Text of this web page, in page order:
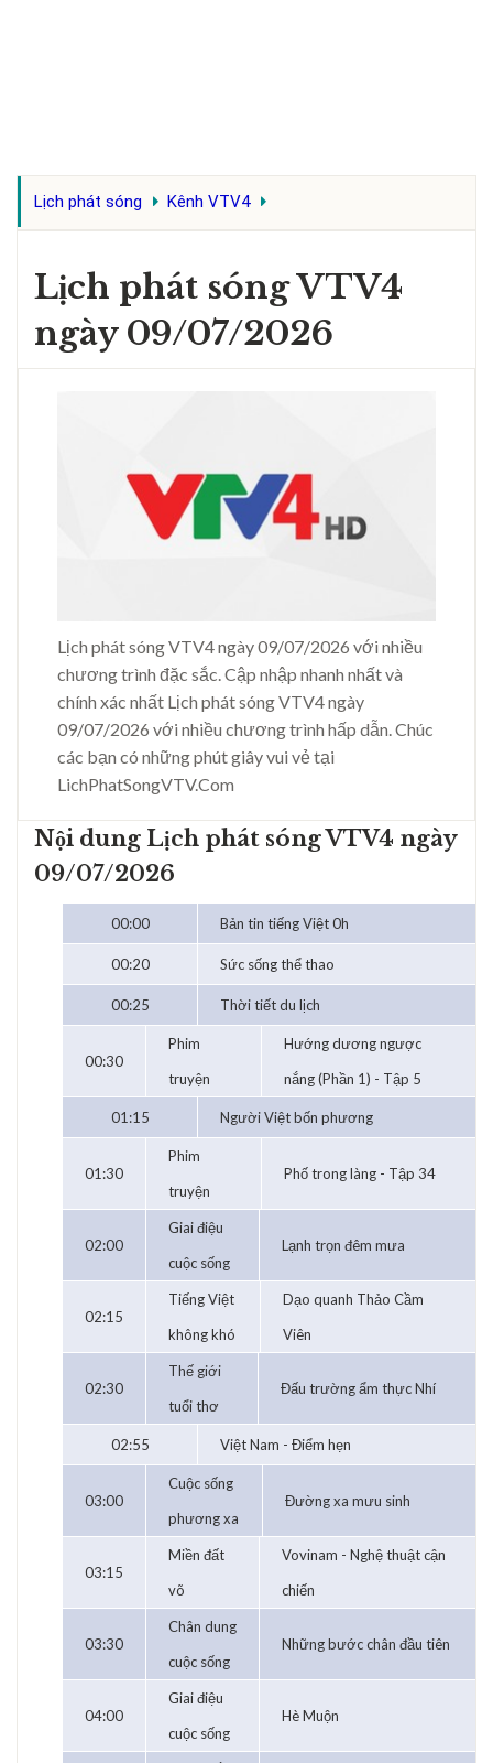
Lịch phát sóng Kênh VTV4
Lịch phát sóng VTV4
ngày 09/07/2026
Lịch phát sóng VTV4 ngày 09/07/2026 với nhiều
chương trình đặc sắc. Cập nhập nhanh nhất và
chính xác nhất Lịch phát sóng VTV4 ngày
09/07/2026 với nhiều chương trình hấp dẫn. Chúc
các bạn có những phút giây vui vẻ tại
LichPhatSongVTV.Com
Nội dung Lịch phát sóng VTV4 ngày
09/07/2026
00:00 Bản tin tiếng Việt 0h
00:20 Sức sống thể thao
00:25 Thời tiết du lịch
00:30
Phim
truyện
Hướng dương ngược
nắng (Phần 1) - Tập 5
01:15 Người Việt bốn phương
01:30
Phim
truyện
Phố trong làng - Tập 34
02:00
Giai điệu
cuộc sống
Lạnh trọn đêm mưa
02:15
Tiếng Việt
không khó
Dạo quanh Thảo Cầm
Viên
02:30
Thế giới
tuổi thơ
Đấu trường ẩm thực Nhí
02:55 Việt Nam - Điểm hẹn
03:00
Cuộc sống
phương xa
Đường xa mưu sinh
03:15
Miền đất
võ
Vovinam - Nghệ thuật cận
chiến
03:30
Chân dung
cuộc sống
Những bước chân đầu tiên
04:00
Giai điệu
cuộc sống
Hè Muộn